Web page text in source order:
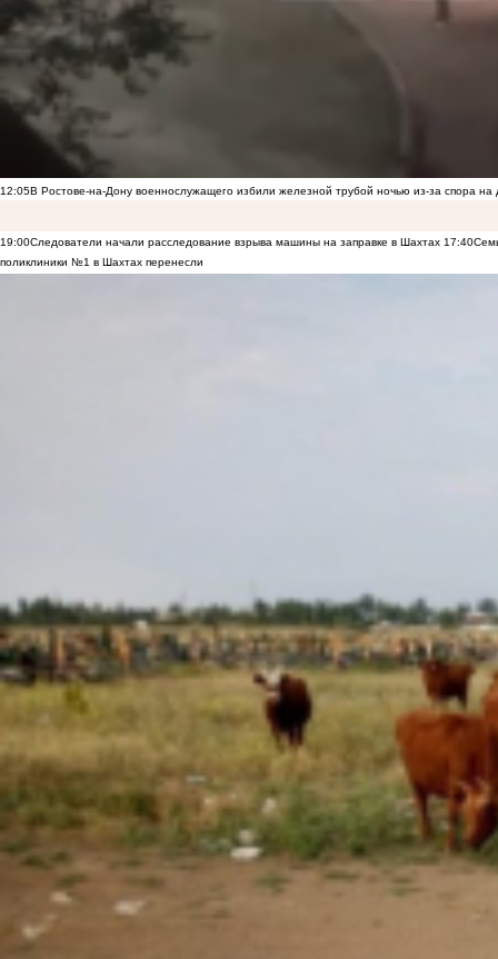
12:05В Ростове-на-Дону военнослужащего избили железной трубой ночью из-за спора на
19:00Следователи начали расследование взрыва машины на заправке в Шахтах 17:40
поликлиники №1 в Шахтах перенесли